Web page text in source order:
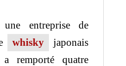
entreprise de
whisky
japonais
remporté quatre